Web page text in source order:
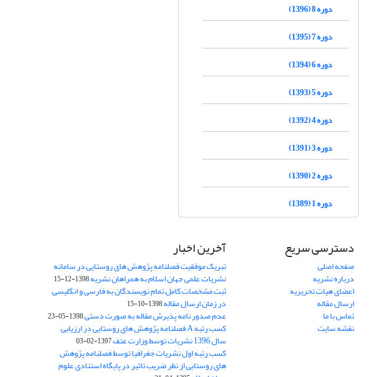
دوره 8 (1396)
دوره 7 (1395)
دوره 6 (1394)
دوره 5 (1393)
دوره 4 (1392)
دوره 3 (1391)
دوره 2 (1390)
دوره 1 (1389)
دسترسی سریع
صفحه اصلی
درباره نشریه
اعضای هیات تحریریه
ارسال مقاله
تماس با ما
نقشه سایت
آخرین اخبار
تبریک موفقیت فصلنامه پژوهش های روستایی در سامانه
نشریات علمی جهان اسلام به همراهان نشریه1398-12-15
ثبت مشخصات کامل تمام نویسندگان به فارسی و انگلیسی
در زمان ارسال مقاله1398-10-15
عدم صدور نامه پذیرش مقاله به صورت دستی1398-05-23
کسب رتبه A فصلنامه پژوهش های روستایی در ارزیابی
سال 1396 نشریات توسط وزارت عتف 1397-02-03
کسب رتبه اول نشریات جغرافیا توسط فصلنامه پژوهش
های روستایی از نظر ضریب تاثیر در پایگاه استنادی علوم